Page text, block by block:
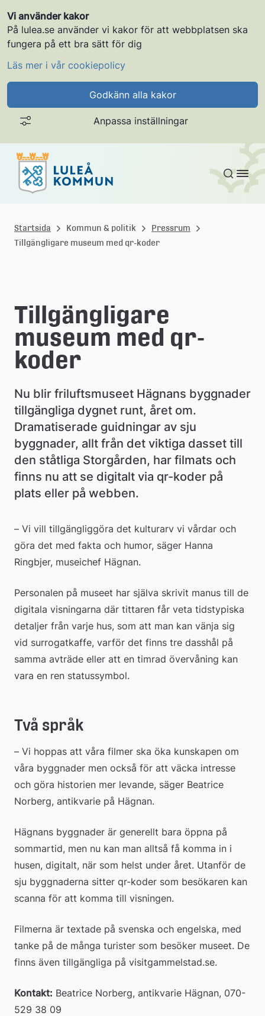
Vi använder kakor
På lulea.se använder vi kakor för att webbplatsen ska
fungera på ett bra sätt för dig
Läs mer i vår cookiepolicy
Godkänn alla kakor
Anpassa inställningar
Gå till innehållet
u
l
å
k
o
m
m
u
n
Startsida Kommun & politik
Pressrum
Tillgängligare museum med qr-koder
Tillgängligare
museum med qr-
koder
Nu blir friluftsmuseet Hägnans byggnader
tillgängliga dygnet runt, året om.
Dramatiserade guidningar av sju
byggnader, allt från det viktiga dasset till
den ståtliga Storgården, har filmats och
finns nu att se digitalt via qr-koder på
plats eller på webben.
– Vi vill tillgängliggöra det kulturarv vi vårdar och
göra det med fakta och humor, säger Hanna
Ringbjer, museichef Hägnan.
Personalen på museet har själva skrivit manus till de
digitala visningarna där tittaren får veta tidstypiska
detaljer från varje hus, som att man kan vänja sig
vid surrogatkaffe, varför det finns tre dasshål på
samma avträde eller att en timrad övervåning kan
vara en ren statussymbol.
Två språk
– Vi hoppas att våra filmer ska öka kunskapen om
våra byggnader men också för att väcka intresse
och göra historien mer levande, säger Beatrice
Norberg, antikvarie på Hägnan.
Hägnans byggnader är generellt bara öppna på
sommartid, men nu kan man alltså få komma in i
husen, digitalt, när som helst under året. Utanför de
sju byggnaderna sitter qr-koder som besökaren kan
scanna för att komma till visningen.
Filmerna är textade på svenska och engelska, med
tanke på de många turister som besöker museet. De
finns även tillgängliga på visitgammelstad.se.
Kontakt: Beatrice Norberg, antikvarie Hägnan, 070-
529 38 09